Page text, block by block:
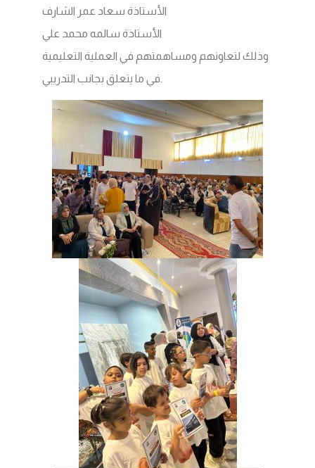
الأستاذة سعاد عمر الشارف
الأستاذة سالمه محمد علي
وذلك لتعاونهم ومساهمتهم في العملية التعليمية